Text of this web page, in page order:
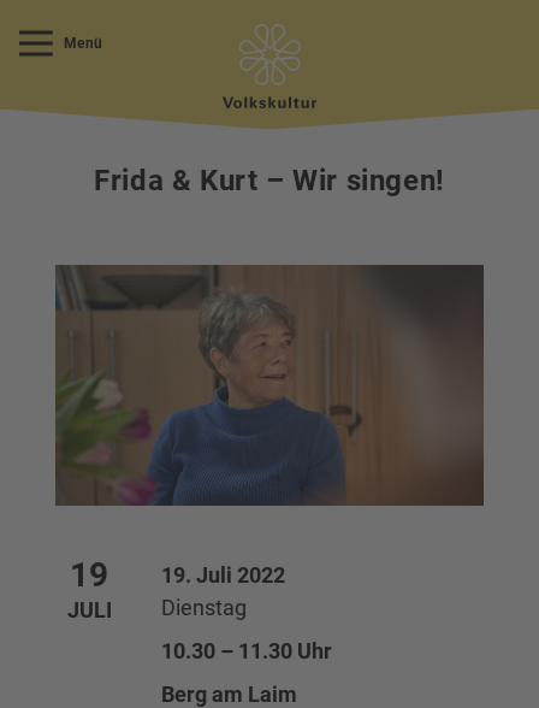
Menü
Frida & Kurt – Wir singen!
19
JULI
19. Juli 2022
Dienstag
10.30 – 11.30 Uhr
Berg am Laim